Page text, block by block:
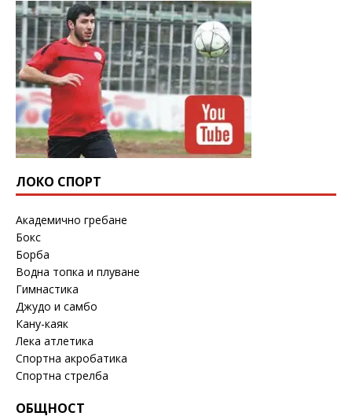
ЛОКО СПОРТ
Академично гребане
Бокс
Борба
Водна топка и плуване
Гимнастика
Джудо и самбо
Кану-каяк
Лека атлетика
Спортна акробатика
Спортна стрелба
ОБЩНОСТ